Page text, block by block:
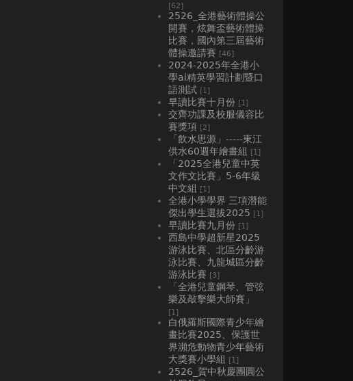
[62]
2526_全港藝術體操公
開賽，炫舞盃藝術體操
比賽，國內第三屆藝術
體操邀請賽 [46]
2024-2025年全港小
學ai精英學習計劃暨口
語測試 [1]
早讀比賽十月份 [1]
交齊功課及校服儀容比
賽獎項 [2]
「飲水思源」-----東江
供水60週年繪畫組 [1]
「2025全港兒童中英
文作文比賽」5-6年級
中文組 [1]
全港小學學界 三項潛能
傑出學生選拔2025 [1]
早讀比賽九月份 [1]
西島中學超新星2025
游泳比賽、北區分齡游
泳比賽、九龍城區分齡
游泳比賽 [3]
「全港兒童鋼琴、管弦
樂及敲擊樂大師賽」
[1]
白俄羅斯國際青少年繪
畫比賽2025、⁠保護世
界瀕危動物青少年藝術
大獎賽小學組 [1]
2526_賀中秋慶團圓公